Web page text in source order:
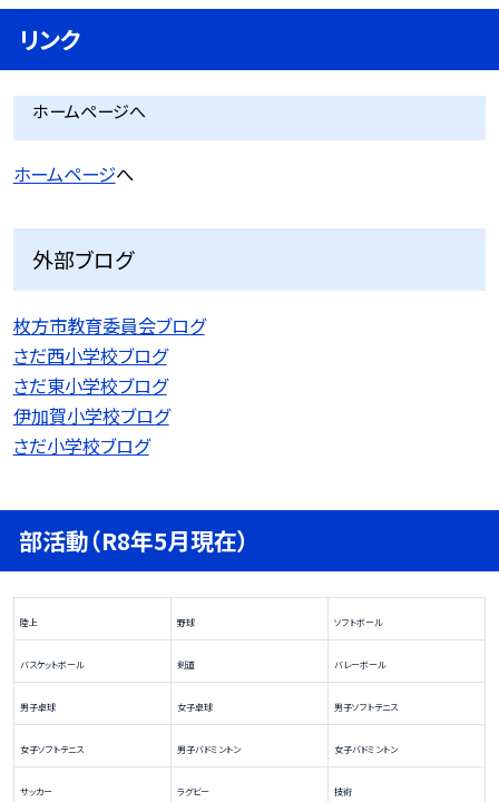
リンク
ホームページへ
ホームページへ
外部ブログ
枚方市教育委員会ブログ
さだ西小学校ブログ
さだ東小学校ブログ
伊加賀小学校ブログ
さだ小学校ブログ
部活動（R8年5月現在）
陸上 野球 ソフトボール
バスケットボール 剣道 バレーボール
男子卓球 女子卓球 男子ソフトテニス
女子ソフトテニス 男子バドミントン 女子バドミントン
サッカー ラグビー 技術